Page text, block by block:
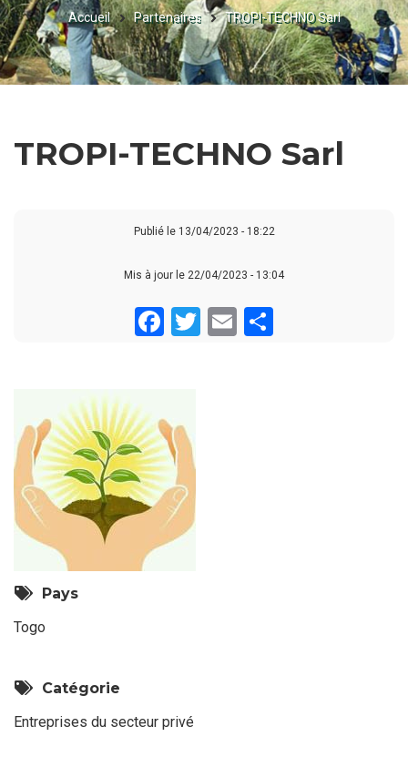
FIL
D'ARIANE
Accueil Partenaires TROPI-TECHNO Sarl
TROPI-TECHNO Sarl
Publié le 13/04/2023 - 18:22
Mis à jour le 22/04/2023 - 13:04
Facebook
Twitter
Email
Pays
Togo
Catégorie
Entreprises du secteur privé